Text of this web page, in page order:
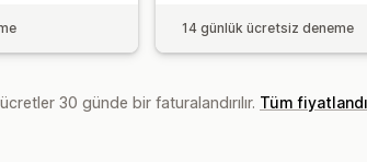
14 günlük ücretsiz deneme
30 günde bir faturalandırılır. Tüm